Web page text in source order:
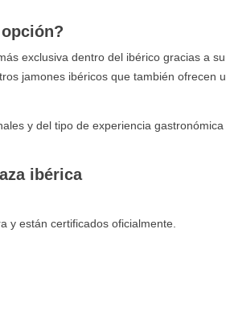
exclusiva dentro del ibérico gracias a
jamones ibéricos que también ofrecen
y del tipo de experiencia
ibérica
y están certificados oficialmente.